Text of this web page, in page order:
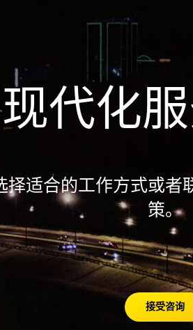
代化
择适合的工作方式或者
策。
接受咨询